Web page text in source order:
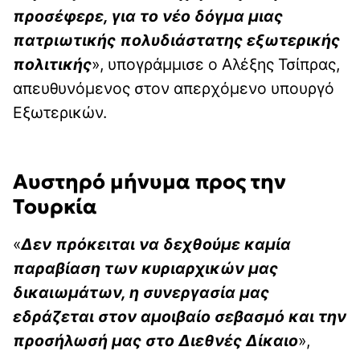
προσέφερε, για το νέο δόγμα μιας
πατριωτικής πολυδιάστατης εξωτερικής
πολιτικής», υπογράμμισε ο Αλέξης Τσίπρας,
απευθυνόμενος στον απερχόμενο υπουργό
Εξωτερικών.
Αυστηρό μήνυμα προς την
Τουρκία
«Δεν πρόκειται να δεχθούμε καμία
παραβίαση των κυριαρχικών μας
δικαιωμάτων, η συνεργασία μας
εδράζεται στον αμοιβαίο σεβασμό και την
προσήλωσή μας στο Διεθνές Δίκαιο»,